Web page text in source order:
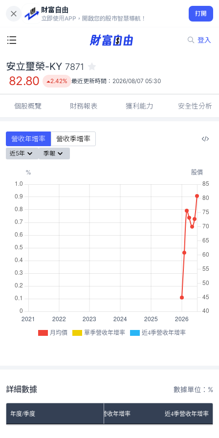
財富自由
立即使用APP，開啟您的股市智慧導航！
打開
登入
82.80
2.42%
安立璽榮-KY 7871
82.80 2.42% 最近更新時間： 2026/08/07 05:30
個股概覽 財務報表 獲利能力 安全性分析
營收年增率 營收季增率
近5年 季報
月均價 單季營收年增率 近4季營收年增率
詳細數據 數據單位：%
年度/季度 單季營收年增率 近4季營收年增率